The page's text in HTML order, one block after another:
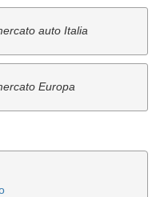
auto Italia
Europa